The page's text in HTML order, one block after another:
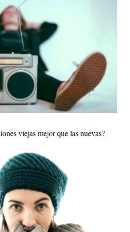
viejas mejor que las nuevas?